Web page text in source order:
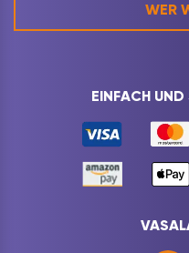
WER
EINFACH UND